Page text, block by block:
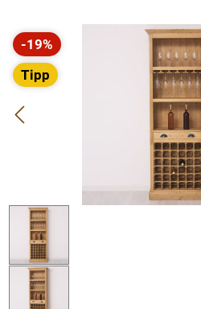
Bildergalerie überspringen
-19%
Rabatt
Tipp